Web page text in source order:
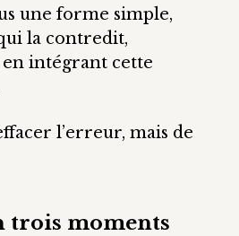
une forme simple,
la contredit,
intégrant cette
l’erreur, mais de
trois moments